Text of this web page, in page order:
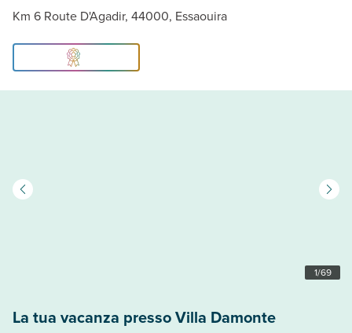
Km 6 Route D'Agadir, 44000, Essaouira
1/69
La tua vacanza presso Villa Damonte